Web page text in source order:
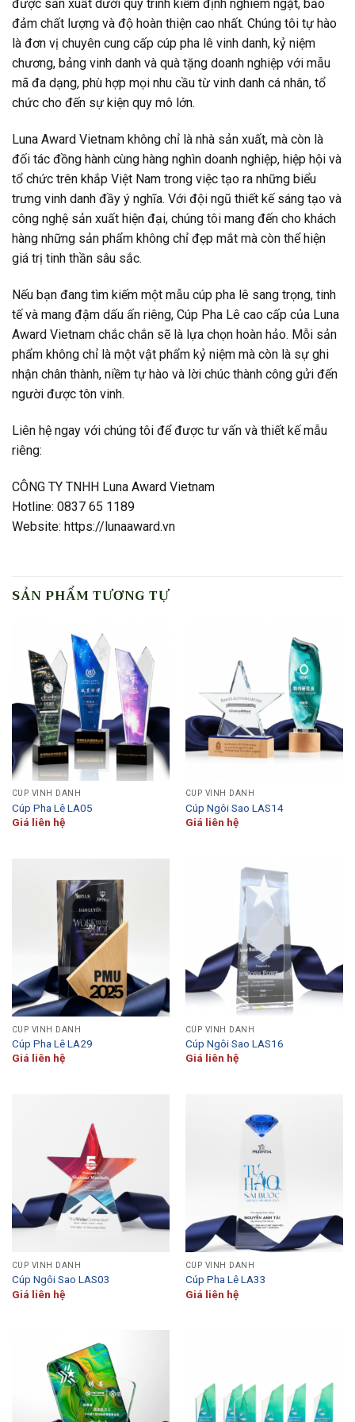
được sản xuất dưới quy trình kiểm định nghiêm ngặt, bảo
đảm chất lượng và độ hoàn thiện cao nhất. Chúng tôi tự hào
là đơn vị chuyên cung cấp cúp pha lê vinh danh, kỷ niệm
chương, bảng vinh danh và quà tặng doanh nghiệp với mẫu
mã đa dạng, phù hợp mọi nhu cầu từ vinh danh cá nhân, tổ
chức cho đến sự kiện quy mô lớn.
Luna Award Vietnam không chỉ là nhà sản xuất, mà còn là
đối tác đồng hành cùng hàng nghìn doanh nghiệp, hiệp hội và
tổ chức trên khắp Việt Nam trong việc tạo ra những biểu
trưng vinh danh đầy ý nghĩa. Với đội ngũ thiết kế sáng tạo và
công nghệ sản xuất hiện đại, chúng tôi mang đến cho khách
hàng những sản phẩm không chỉ đẹp mắt mà còn thể hiện
giá trị tinh thần sâu sắc.
Nếu bạn đang tìm kiếm một mẫu cúp pha lê sang trọng, tinh
tế và mang đậm dấu ấn riêng, Cúp Pha Lê cao cấp của Luna
Award Vietnam chắc chắn sẽ là lựa chọn hoàn hảo. Mỗi sản
phẩm không chỉ là một vật phẩm kỷ niệm mà còn là sự ghi
nhận chân thành, niềm tự hào và lời chúc thành công gửi đến
người được tôn vinh.
Liên hệ ngay với chúng tôi để được tư vấn và thiết kế mẫu
riêng:
CÔNG TY TNHH Luna Award Vietnam
Hotline: 0837 65 1189
Website: https://lunaaward.vn
SẢN PHẨM TƯƠNG TỰ
CÚP VINH DANH
Cúp Pha Lê LA05
Giá liên hệ
CÚP VINH DANH
Cúp Ngôi Sao LAS14
Giá liên hệ
CÚP VINH DANH
Cúp Pha Lê LA29
Giá liên hệ
CÚP VINH DANH
Cúp Ngôi Sao LAS16
Giá liên hệ
CÚP VINH DANH
Cúp Ngôi Sao LAS03
Giá liên hệ
CÚP VINH DANH
Cúp Pha Lê LA33
Giá liên hệ